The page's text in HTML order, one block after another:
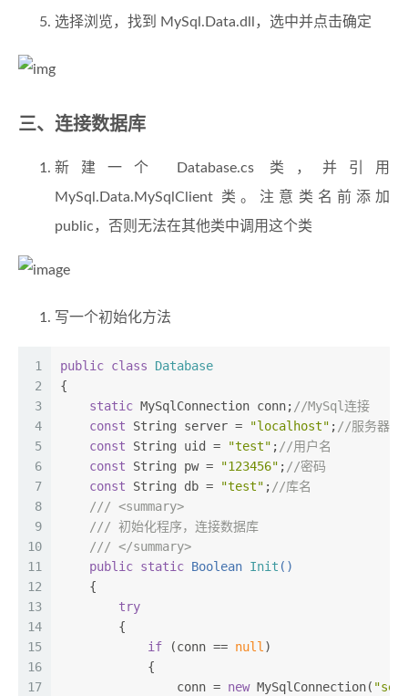
选择浏览，找到 MySql.Data.dll，选中并点击确定
三、连接数据库
新建一个 Database.cs 类，并引用
MySql.Data.MySqlClient 类。注意类名前添加
public，否则无法在其他类中调用这个类
写一个初始化方法
1
2
3
4
5
6
7
8
9
10
11
12
13
14
15
16
17
public class
Database
{
static MySqlConnection conn; //MySql连接
const String server = "localhost" ; //服务器地
const String uid = "test" ; //用户名
const String pw = "123456" ; //密码
const String db = "test" ; //库名
/// <summary>
/// 初始化程序，连接数据库
/// </summary>
public static Boolean Init ()
    {
try
        {
if (conn == null )
            {
                conn =
new MySqlConnection(